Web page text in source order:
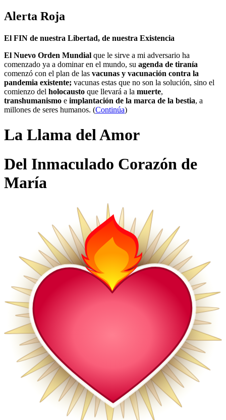
Alerta Roja
El FIN de nuestra Libertad, de nuestra Existencia
El Nuevo Orden Mundial que le sirve a mi adversario ha
comenzado ya a dominar en el mundo, su agenda de tiranía
comenzó con el plan de las vacunas y vacunación contra la
pandemia existente; vacunas estas que no son la solución, sino el
comienzo del holocausto que llevará a la muerte,
transhumanismo e implantación de la marca de la bestia, a
millones de seres humanos. (Continúa)
La Llama del Amor
Del Inmaculado Corazón de
María